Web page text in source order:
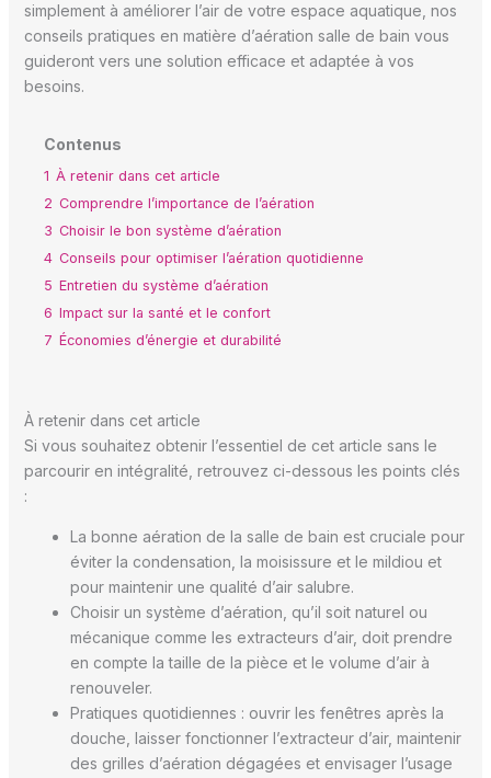
simplement à améliorer l’air de votre espace aquatique, nos
conseils pratiques en matière d’aération salle de bain vous
guideront vers une solution efficace et adaptée à vos
besoins.
Contenus
1 À retenir dans cet article
2 Comprendre l’importance de l’aération
3 Choisir le bon système d’aération
4 Conseils pour optimiser l’aération quotidienne
5 Entretien du système d’aération
6 Impact sur la santé et le confort
7 Économies d’énergie et durabilité
À retenir dans cet article
Si vous souhaitez obtenir l’essentiel de cet article sans le
parcourir en intégralité, retrouvez ci-dessous les points clés
:
La bonne aération de la salle de bain est cruciale pour
éviter la condensation, la moisissure et le mildiou et
pour maintenir une qualité d’air salubre.
Choisir un système d’aération, qu’il soit naturel ou
mécanique comme les extracteurs d’air, doit prendre
en compte la taille de la pièce et le volume d’air à
renouveler.
Pratiques quotidiennes : ouvrir les fenêtres après la
douche, laisser fonctionner l’extracteur d’air, maintenir
des grilles d’aération dégagées et envisager l’usage